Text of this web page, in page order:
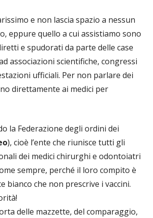
e non lascia spazio a nessun
eppure quello a cui assistiamo sono
e spudorati da parte delle case
associazioni scientifiche, congressi
ufficiali. Per non parlare dei
direttamente ai medici per
la Federazione degli ordini dei
), cioè l’ente che riunisce tutti gli
dei medici chirurghi e odontoiatri
sempre, perché il loro compito è
bianco che non prescrive i vaccini.
delle mazzette, del comparaggio,